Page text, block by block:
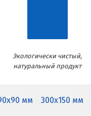
Экологически чистый,
натуральный продукт
мм 300x150 мм